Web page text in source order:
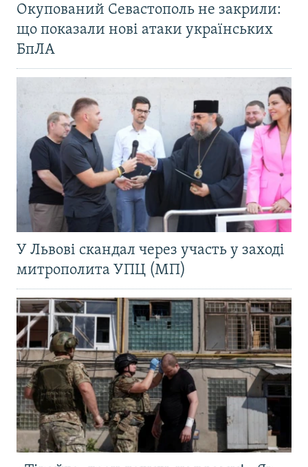
Окупований Севастополь не закрили:
що показали нові атаки українських
БпЛА
У Львові скандал через участь у заході
митрополита УПЦ (МП)